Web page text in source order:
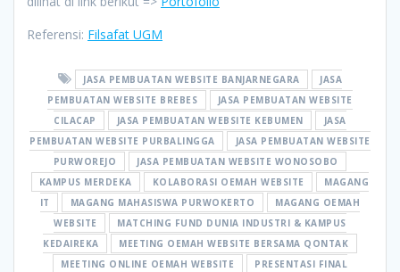
Referensi: Filsafat UGM
JASA PEMBUATAN WEBSITE BANJARNEGARA
JASA
PEMBUATAN WEBSITE BREBES
JASA PEMBUATAN WEBSITE
CILACAP
JASA PEMBUATAN WEBSITE KEBUMEN
JASA
PEMBUATAN WEBSITE PURBALINGGA
JASA PEMBUATAN WEBSITE
PURWOREJO
JASA PEMBUATAN WEBSITE WONOSOBO
KAMPUS MERDEKA
KOLABORASI OEMAH WEBSITE
MAGANG
IT
MAGANG MAHASISWA PURWOKERTO
MAGANG OEMAH
WEBSITE
MATCHING FUND DUNIA INDUSTRI & KAMPUS
KEDAIREKA
MEETING OEMAH WEBSITE BERSAMA QONTAK
MEETING ONLINE OEMAH WEBSITE
PRESENTASI FINAL